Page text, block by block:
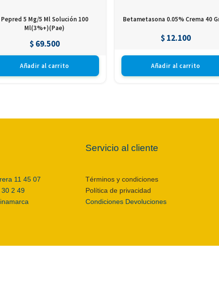
Pepred 5 Mg/5 Ml Solución 100
Ml(3%+)(Pae)
$ 69.500
Añadir al carrito
Betametasona 0.05% Crema 40
$ 12.100
Añadir al carrito
11 45 07
2 49
Servicio al cliente
Términos y condiciones
Política de privacidad
Condiciones Devoluciones